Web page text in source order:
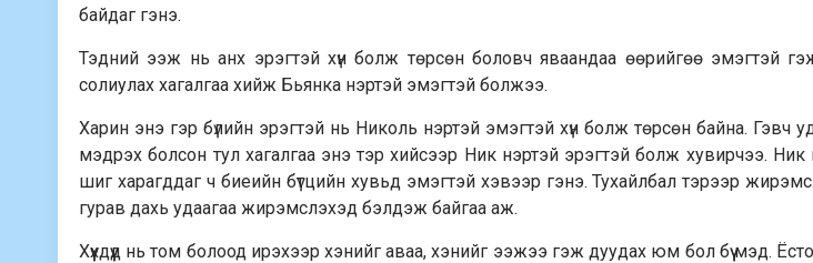
байдаг гэнэ.
Тэдний ээж нь анх эрэгтэй хүн болж төрсөн боловч яваандаа өөрийгөө эмэгтэй
солиулах хагалгаа хийж Бьянка нэртэй эмэгтэй болжээ.
Харин энэ гэр бүлийн эрэгтэй нь Николь нэртэй эмэгтэй хүн болж төрсөн байна. Гэвч
мэдрэх болсон тул хагалгаа энэ тэр хийсээр Ник нэртэй эрэгтэй болж хувирчээ. Ник
шиг харагддаг ч биеийн бүтцийн хувьд эмэгтэй хэвээр гэнэ. Тухайлбал тэрээр
гурав дахь удаагаа жирэмслэхэд бэлдэж байгаа аж.
Хүүхдүүд нь том болоод ирэхээр хэнийг аваа, хэнийг ээжээ гэж дуудах юм бол бүү мэд.